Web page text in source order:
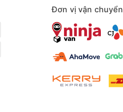
Đơn vị vận chuyển